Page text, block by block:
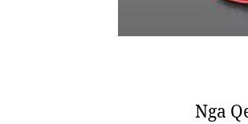
Nga